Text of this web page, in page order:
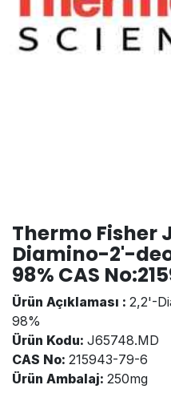
Thermo Fisher
Diamino-2'-
98% CAS
Ürün Açıklaması : 2,2'-
98%
Ürün Kodu: J65748.MD
CAS No: 215943-79-6
Ürün Ambalaj: 250mg